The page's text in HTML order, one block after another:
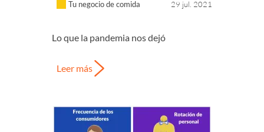
Tu negocio de comida 29 jul. 2021
Lo que la pandemia nos dejó
Leer más